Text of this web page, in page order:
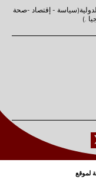
- إقتصاد -صحة
.)